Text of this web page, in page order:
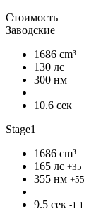
Стоимость
Заводские
1686 cm³
130 лс
300 нм
10.6 сек
Stage1
1686 cm³
165 лс +35
355 нм +55
9.5 сек -1.1